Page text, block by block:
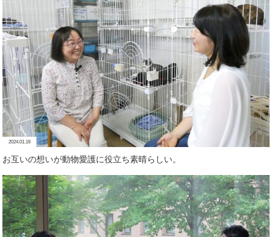
2024.01.19
お互いの想いが動物愛護に役立ち素晴らしい。